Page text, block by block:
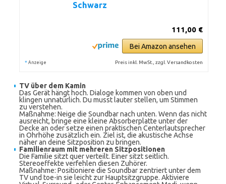
Schwarz
111,00 €
Bei Amazon ansehen
* Anzeige Preis inkl. MwSt., zzgl. Versandkosten
TV über dem Kamin
Das Gerät hängt hoch. Dialoge kommen von oben und
klingen unnatürlich. Du musst lauter stellen, um Stimmen
zu verstehen.
Maßnahme: Neige die Soundbar nach unten. Wenn das nicht
ausreicht, bringe eine kleine Absorberplatte unter der
Decke an oder setze einen praktischen Centerlautsprecher
in Ohrhöhe zusätzlich ein. Ziel ist, die akustische Achse
näher an deine Sitzposition zu bringen.
Familienraum mit mehreren Sitzpositionen
Die Familie sitzt quer verteilt. Einer sitzt seitlich.
Stereoeffekte verfehlen diesen Zuhörer.
Maßnahme: Positioniere die Soundbar zentriert unter dem
TV und toe-in sie leicht zur Hauptsitzgruppe. Aktiviere